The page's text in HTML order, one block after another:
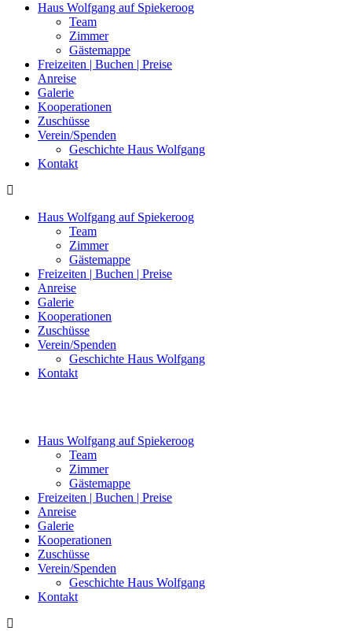
Haus Wolfgang auf Spiekeroog
Team
Zimmer
Gästemappe
Freizeiten | Buchen | Preise
Anreise
Galerie
Kooperationen
Zuschüsse
Verein/Spenden
Geschichte Haus Wolfgang
Kontakt
Haus Wolfgang auf Spiekeroog
Team
Zimmer
Gästemappe
Freizeiten | Buchen | Preise
Anreise
Galerie
Kooperationen
Zuschüsse
Verein/Spenden
Geschichte Haus Wolfgang
Kontakt
Haus Wolfgang auf Spiekeroog
Team
Zimmer
Gästemappe
Freizeiten | Buchen | Preise
Anreise
Galerie
Kooperationen
Zuschüsse
Verein/Spenden
Geschichte Haus Wolfgang
Kontakt